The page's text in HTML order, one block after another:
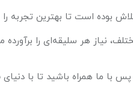
است تا بهترین تجربه را
نیاز هر سلیقه‌ای را برآورده